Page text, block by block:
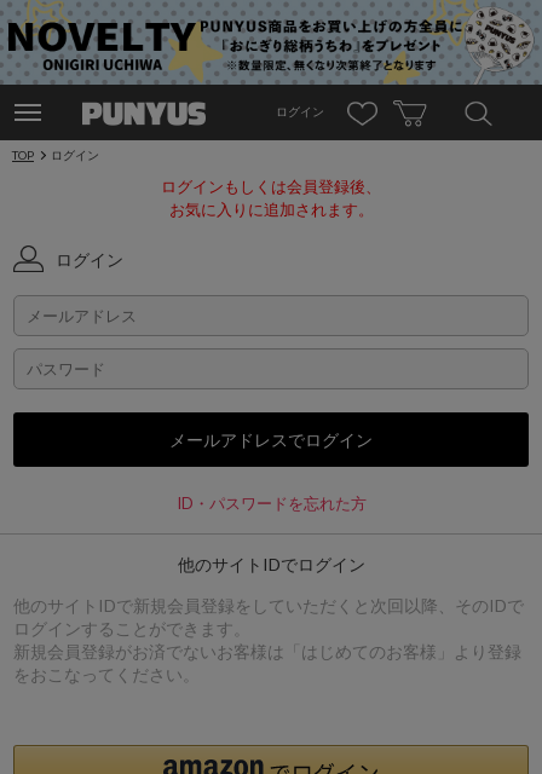
ログイン
TOP ログイン
ログインもしくは会員登録後、
お気に入りに追加されます。
ログイン
ID・パスワードを忘れた方
他のサイトIDでログイン
他のサイトIDで新規会員登録をしていただくと次回以降、そのIDで
ログインすることができます。
新規会員登録がお済でないお客様は「はじめてのお客様」より登録
をおこなってください。